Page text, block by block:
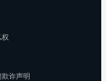
诈声明